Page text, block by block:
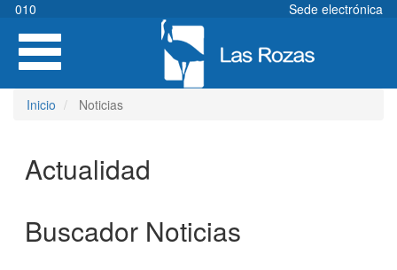
Pasar
contenido
principal
010
Sede electrónica
Toggle
navigation
Inicio Noticias
Actualidad
Buscador Noticias